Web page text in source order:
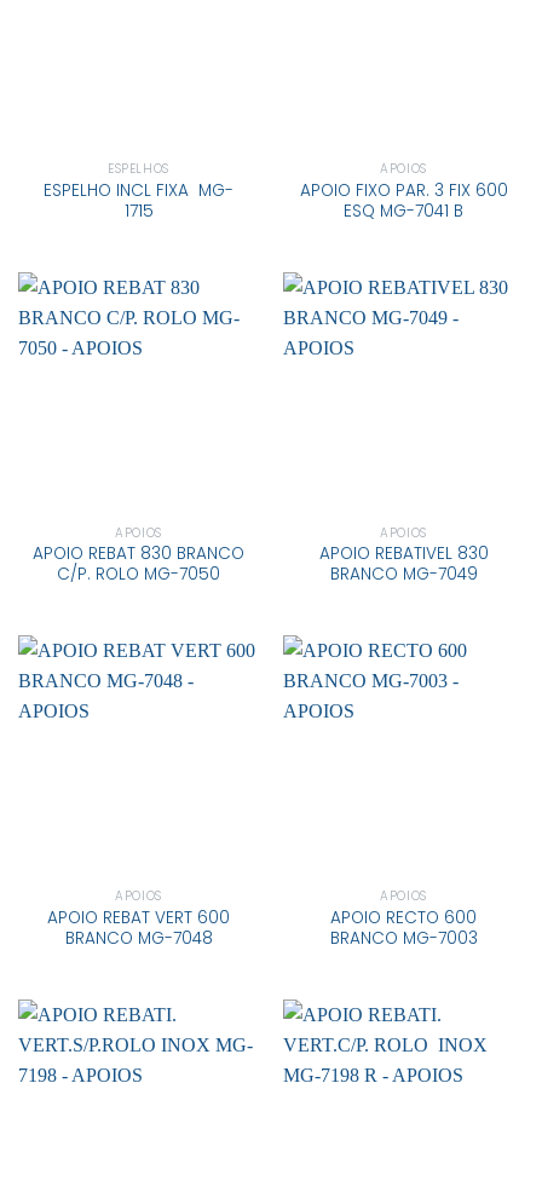
ESPELHOS
ESPELHO INCL FIXA MG-
1715
APOIOS
APOIO FIXO PAR. 3 FIX 600
ESQ MG-7041 B
APOIOS
APOIO REBAT 830 BRANCO
C/P. ROLO MG-7050
APOIOS
APOIO REBATIVEL 830
BRANCO MG-7049
APOIOS
APOIO REBAT VERT 600
BRANCO MG-7048
APOIOS
APOIO RECTO 600
BRANCO MG-7003